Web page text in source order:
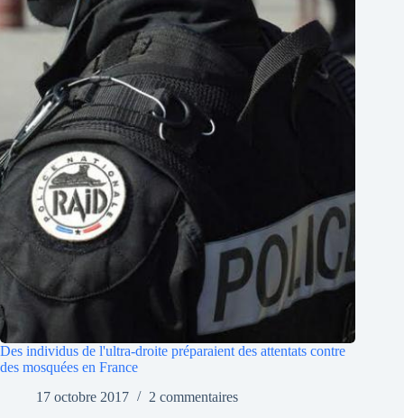
Des individus de l'ultra-droite préparaient des attentats contre
des mosquées en France
17 octobre 2017
2 commentaires